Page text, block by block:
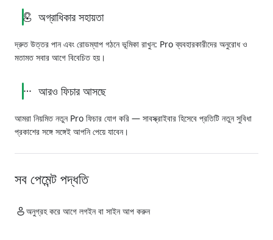
অগ্রাধিকার সহায়তা
দ্রুত উত্তর পান এবং রোডম্যাপ গঠনে ভূমিকা রাখুন: Pro ব্যবহারকারীদের অনুরোধ ও
মতামত সবার আগে বিবেচিত হয়।
আরও ফিচার আসছে
আমরা নিয়মিত নতুন Pro ফিচার যোগ করি — সাবস্ক্রাইবার হিসেবে প্রতিটি নতুন সুবিধা
প্রকাশের সঙ্গে সঙ্গেই আপনি পেয়ে যাবেন।
সব পেমেন্ট পদ্ধতি
অনুগ্রহ করে আগে লগইন বা সাইন আপ করুন